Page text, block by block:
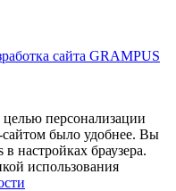
сайта GRAMPUS
персонализации
сайтом было удобнее. Вы
настройках браузера.
использования